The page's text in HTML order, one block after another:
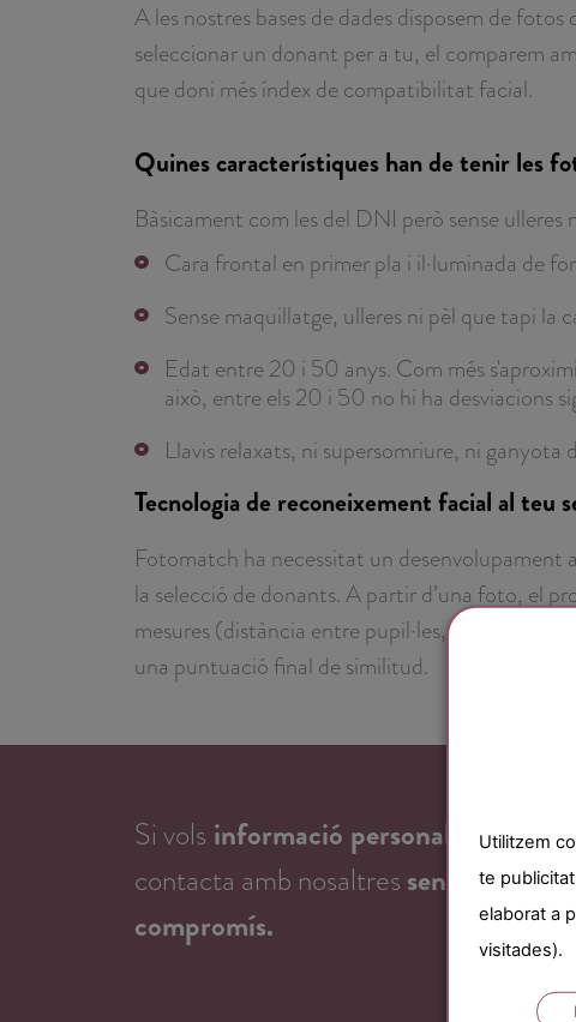
A les nostres bases de dades disposem de
seleccionar un donant per a tu, el comparem
que doni més índex de compatibilitat facial.
Quines característiques han de tenir les
Bàsicament com les del DNI però sense ulleres
Cara frontal en primer pla i il·luminada de
Sense maquillatge, ulleres ni pèl que tapi la
Edat entre 20 i 50 anys. Com més
això, entre els 20 i 50 no hi ha desviacions
Llavis relaxats, ni supersomriure, ni ganyota
Tecnologia de reconeixement facial al teu
Fotomatch ha necessitat un
la selecció de donants. A partir d’una foto, el
mesures (distància entre pupil·les, gruix de
una puntuació final de similitud.
Si vols informació personalitzada
contacta amb nosaltres sense cap
compromís.
Utilitzem
te
elaborat a
visitades).